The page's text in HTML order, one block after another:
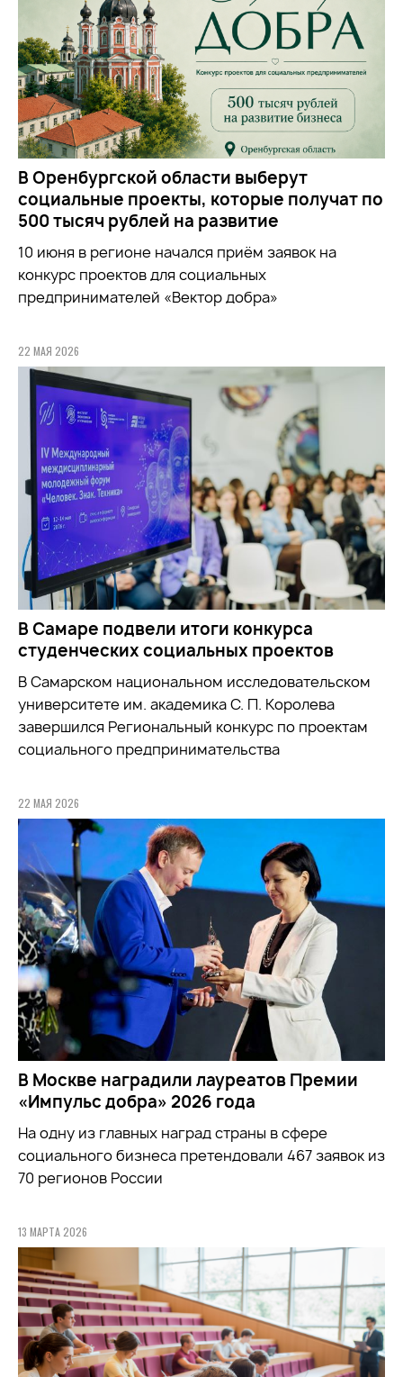
В Оренбургской области выберут
социальные проекты, которые получат по
500 тысяч рублей на развитие
10 июня в регионе начался приём заявок на
конкурс проектов для социальных
предпринимателей «Вектор добра»
22 МАЯ 2026
В Самаре подвели итоги конкурса
студенческих социальных проектов
В Самарском национальном исследовательском
университете им. академика С. П. Королева
завершился Региональный конкурс по проектам
социального предпринимательства
22 МАЯ 2026
В Москве наградили лауреатов Премии
«Импульс добра» 2026 года
На одну из главных наград страны в сфере
социального бизнеса претендовали 467 заявок из
70 регионов России
13 МАРТА 2026